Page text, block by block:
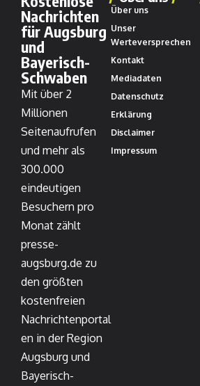
Nachrichten
für Augsburg
und
Bayerisch-
Schwaben
Mit über 2
Millionen
Seitenaufrufen
und mehr als
300.000
eindeutigen
Besuchern pro
Monat zählt
presse-
augsburg.de zu
den größten
kostenfreien
Nachrichtenportal
en in der Region
Augsburg und
Bayerisch-
Über uns
Unser
Werteversprechen
Kontakt
Mediadaten
Datenschutz
Erklärung
Disclaimer
Impressum